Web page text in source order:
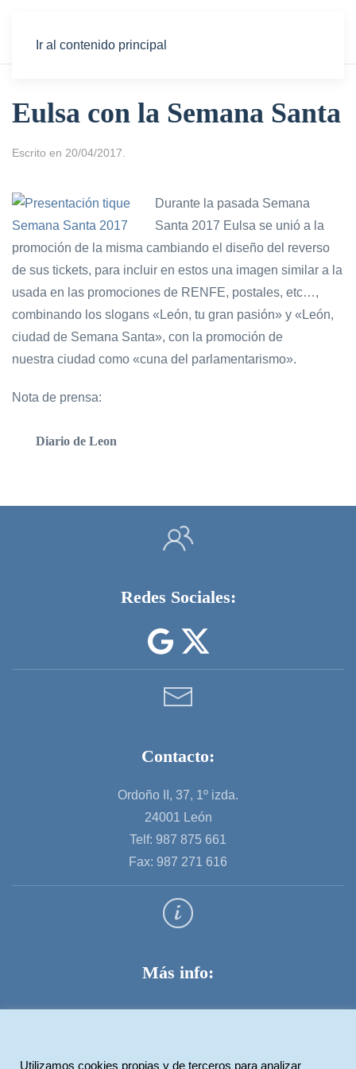
Ir al contenido principal
Eulsa con la Semana Santa
Escrito en 20/04/2017
Durante la pasada Semana
Santa 2017 Eulsa se unió a la
promoción de la misma cambiando el diseño del reverso
de sus tickets, para incluir en estos una imagen similar a la
usada en las promociones de RENFE, postales, etc…,
combinando los slogans «León, tu gran pasión» y «León,
ciudad de Semana Santa», con la promoción de
nuestra ciudad como «cuna del parlamentarismo».
Nota de prensa:
Diario de Leon
Redes Sociales:
Contacto:
Ordoño II, 37, 1º izda.
24001 León
Telf: 987 875 661
Fax: 987 271 616
Más info:
Utilizamos cookies propias y de terceros para analizar